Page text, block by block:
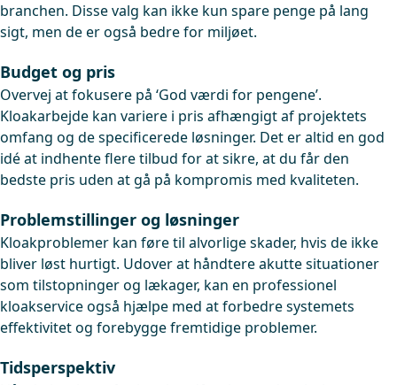
branchen. Disse valg kan ikke kun spare penge på lang
sigt, men de er også bedre for miljøet.
Budget og pris
Overvej at fokusere på ‘God værdi for pengene’.
Kloakarbejde kan variere i pris afhængigt af projektets
omfang og de specificerede løsninger. Det er altid en god
idé at indhente flere tilbud for at sikre, at du får den
bedste pris uden at gå på kompromis med kvaliteten.
Problemstillinger og løsninger
Kloakproblemer kan føre til alvorlige skader, hvis de ikke
bliver løst hurtigt. Udover at håndtere akutte situationer
som tilstopninger og lækager, kan en professionel
kloakservice også hjælpe med at forbedre systemets
effektivitet og forebygge fremtidige problemer.
Tidsperspektiv